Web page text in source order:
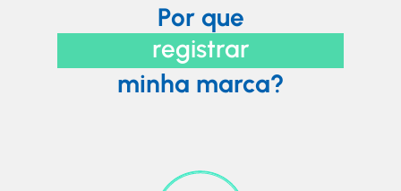
Por que
registrar
minha marca?